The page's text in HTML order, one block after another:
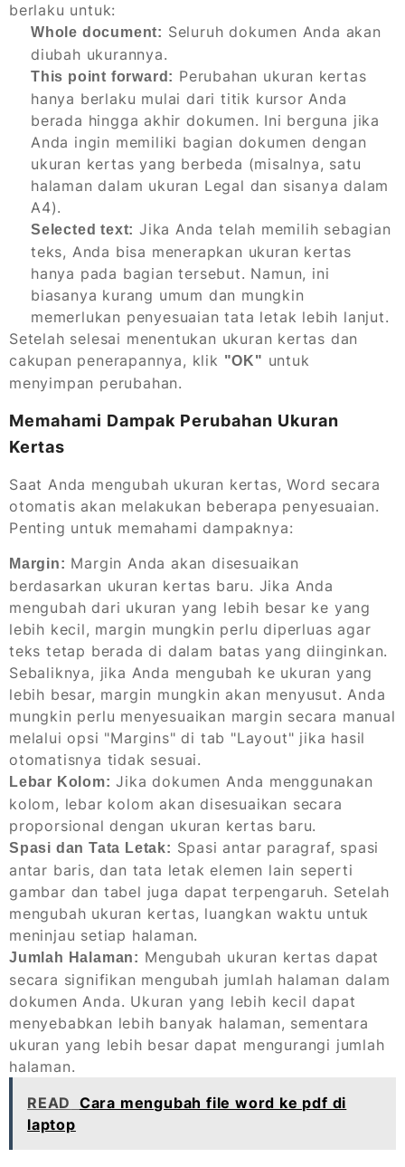
berlaku untuk:
Whole document: Seluruh dokumen Anda akan
diubah ukurannya.
This point forward: Perubahan ukuran kertas
hanya berlaku mulai dari titik kursor Anda
berada hingga akhir dokumen. Ini berguna jika
Anda ingin memiliki bagian dokumen dengan
ukuran kertas yang berbeda (misalnya, satu
halaman dalam ukuran Legal dan sisanya dalam
A4).
Selected text: Jika Anda telah memilih sebagian
teks, Anda bisa menerapkan ukuran kertas
hanya pada bagian tersebut. Namun, ini
biasanya kurang umum dan mungkin
memerlukan penyesuaian tata letak lebih lanjut.
Setelah selesai menentukan ukuran kertas dan
cakupan penerapannya, klik "OK" untuk
menyimpan perubahan.
Memahami Dampak Perubahan Ukuran
Kertas
Saat Anda mengubah ukuran kertas, Word secara
otomatis akan melakukan beberapa penyesuaian.
Penting untuk memahami dampaknya:
Margin: Margin Anda akan disesuaikan
berdasarkan ukuran kertas baru. Jika Anda
mengubah dari ukuran yang lebih besar ke yang
lebih kecil, margin mungkin perlu diperluas agar
teks tetap berada di dalam batas yang diinginkan.
Sebaliknya, jika Anda mengubah ke ukuran yang
lebih besar, margin mungkin akan menyusut. Anda
mungkin perlu menyesuaikan margin secara manual
melalui opsi "Margins" di tab "Layout" jika hasil
otomatisnya tidak sesuai.
Lebar Kolom: Jika dokumen Anda menggunakan
kolom, lebar kolom akan disesuaikan secara
proporsional dengan ukuran kertas baru.
Spasi dan Tata Letak: Spasi antar paragraf, spasi
antar baris, dan tata letak elemen lain seperti
gambar dan tabel juga dapat terpengaruh. Setelah
mengubah ukuran kertas, luangkan waktu untuk
meninjau setiap halaman.
Jumlah Halaman: Mengubah ukuran kertas dapat
secara signifikan mengubah jumlah halaman dalam
dokumen Anda. Ukuran yang lebih kecil dapat
menyebabkan lebih banyak halaman, sementara
ukuran yang lebih besar dapat mengurangi jumlah
halaman.
READ Cara mengubah file word ke pdf di
laptop